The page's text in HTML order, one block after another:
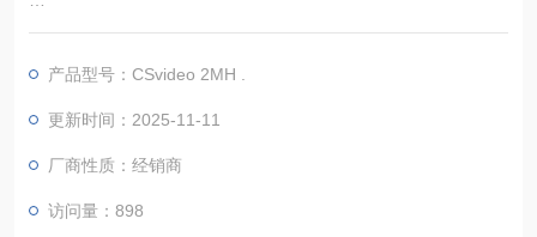
测量范围适配高温场景：温度测量范围为 385°C 至 1600°C，通
和陶瓷材料的温度测量。
短波光谱精准测量：光谱范围为 1.6µm，属于短波范围，在此波
性，能降低低发射率或未知发射率表面的测量误差，实现精确可
靠的温度
产品型号：CSvideo 2MH .
更新时间：2025-11-11
厂商性质：经销商
访问量：898